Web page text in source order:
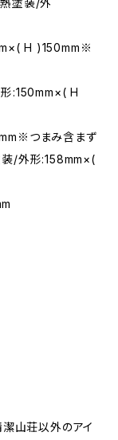
H )150mm※
:150mm×( H
つまみ含まず
装/外形:158mm×(
潔山荘以外のアイ